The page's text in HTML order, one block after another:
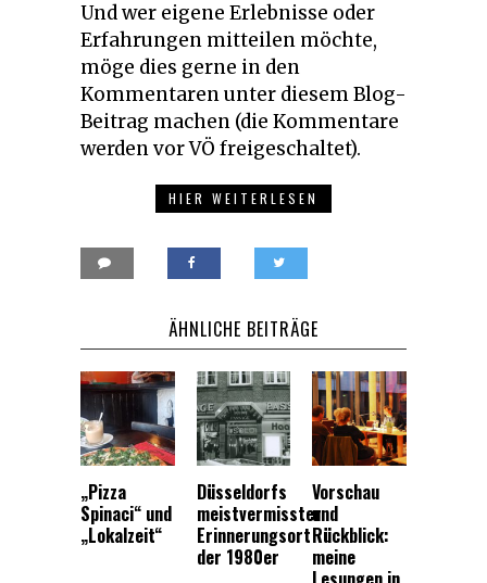
Und wer eigene Erlebnisse oder
Erfahrungen mitteilen möchte,
möge dies gerne in den
Kommentaren unter diesem Blog-
Beitrag machen (die Kommentare
werden vor VÖ freigeschaltet).
HIER WEITERLESEN
ÄHNLICHE BEITRÄGE
„Pizza
Spinaci“ und
„Lokalzeit“
Düsseldorfs
meistvermisster
Erinnerungsort
der 1980er
Vorschau
und
Rückblick:
meine